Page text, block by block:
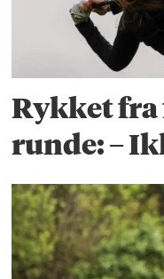
Rykket fra
runde: –